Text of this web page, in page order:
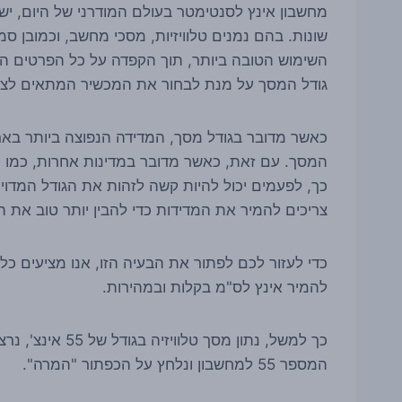
מחשבון אינץ לסנטימטר בעולם המודרני של היום,
שונות. בהם נמנים טלוויזיות, מסכי מחשב, וכמובן
השימוש הטובה ביותר, תוך הקפדה על כל
גודל המסך על מנת לבחור את המכשיר המתאים
כך, לפעמים יכול להיות קשה לזהות את הגודל
צריכים להמיר את המדידות כדי להבין יותר טוב
כדי לעזור לכם לפתור את הבעיה הזו, אנו מציעים
להמיר אינץ לס"מ בקלות ובמהירות.
כך למשל,
המספר 55 למחשבון ונלחץ על הכפתור "המרה".